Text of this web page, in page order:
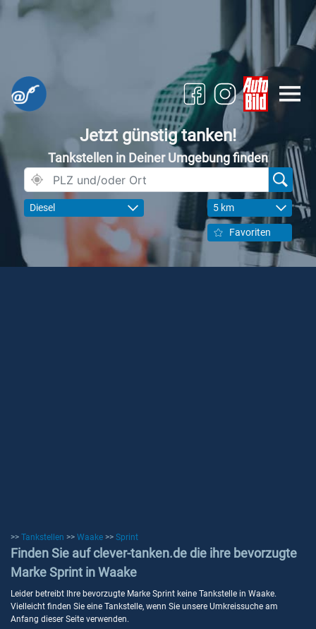
Jetzt günstig tanken!
Tankstellen in Deiner Umgebung finden
Diesel 5 km
Favoriten
>> Tankstellen >> Waake >> Sprint
Finden Sie auf clever-tanken.de die ihre bevorzugte
Marke Sprint in Waake
Leider betreibt Ihre bevorzugte Marke Sprint keine Tankstelle in Waake.
Vielleicht finden Sie eine Tankstelle, wenn Sie unsere Umkreissuche am
Anfang dieser Seite verwenden.